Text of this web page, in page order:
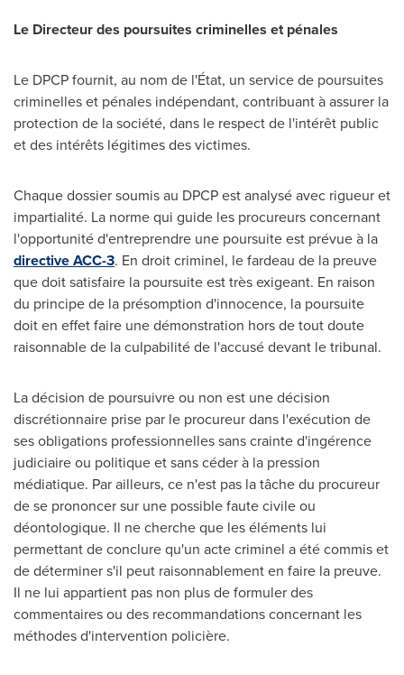
Le Directeur des poursuites criminelles et pénales
Le DPCP fournit, au nom de l'État, un service de poursuites
criminelles et pénales indépendant, contribuant à assurer la
protection de la société, dans le respect de l'intérêt public
et des intérêts légitimes des victimes.
Chaque dossier soumis au DPCP est analysé avec rigueur et
impartialité. La norme qui guide les procureurs concernant
l'opportunité d'entreprendre une poursuite est prévue à la
directive ACC-3. En droit criminel, le fardeau de la preuve
que doit satisfaire la poursuite est très exigeant. En raison
du principe de la présomption d'innocence, la poursuite
doit en effet faire une démonstration hors de tout doute
raisonnable de la culpabilité de l'accusé devant le tribunal.
La décision de poursuivre ou non est une décision
discrétionnaire prise par le procureur dans l'exécution de
ses obligations professionnelles sans crainte d'ingérence
judiciaire ou politique et sans céder à la pression
médiatique. Par ailleurs, ce n'est pas la tâche du procureur
de se prononcer sur une possible faute civile ou
déontologique. Il ne cherche que les éléments lui
permettant de conclure qu'un acte criminel a été commis et
de déterminer s'il peut raisonnablement en faire la preuve.
Il ne lui appartient pas non plus de formuler des
commentaires ou des recommandations concernant les
méthodes d'intervention policière.